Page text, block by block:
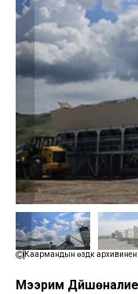
Каармандын өздүк архивинен
Мээрим